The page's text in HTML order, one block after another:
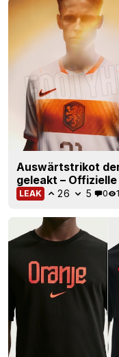
Auswärtstrikot
geleakt –
LEAK 26 5 0